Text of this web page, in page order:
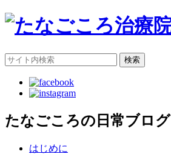
検索
たなごころの日常ブログ
はじめに